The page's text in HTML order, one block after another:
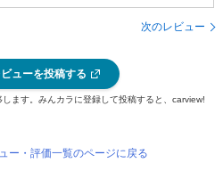
次のレビュー
ューを投稿する
ます。みんカラに登録して投稿すると、carview!
ー・評価一覧のページに戻る